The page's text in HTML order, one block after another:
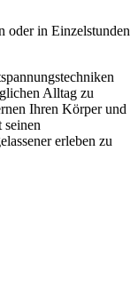
oder in Einzelstunden
Alltag zu
Ihren Körper und
seinen
erleben zu